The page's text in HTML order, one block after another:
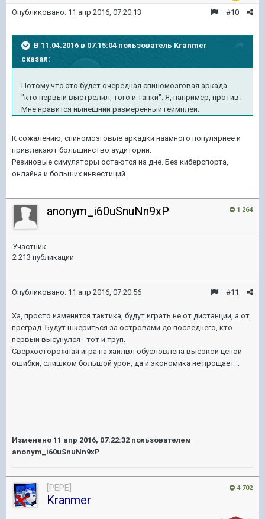
#10
Опубликовано: 11 апр 2016, 07:20:13
В 11.04.2016 в 07:15:04 пользователь Kranmer
сказал:
Потому что это будет очередная спиномозговая аркада
"кто первый выстрелил, того и тапки". Я, например, против.
Мне нравится нынешний размеренный геймплей.
К сожалению, спиномозговые аркадки наамного популярнее и
привлекают большинство аудитории.
Резиновые симуляторы остаются на дне. Без киберспорта,
онлайна и больших инвестиций
1 264
anonym_i60uSnuNn9xP
Участник
2 213 публикации
#11
Опубликовано: 11 апр 2016, 07:20:56
Ха, просто изменится тактика, будут играть не от дистанции, а от
преград. Будут шкериться за островами до последнего, кто
первый высунулся - тот и труп.
Сверхосторожная игра на хайлвл обусловлена высокой ценой
ошибки, слишком большой урон, да и экономика не прощает...
Изменено 11 апр 2016, 07:22:32 пользователем
anonym_i60uSnuNn9xP
4 702
[PEPE]
Kranmer